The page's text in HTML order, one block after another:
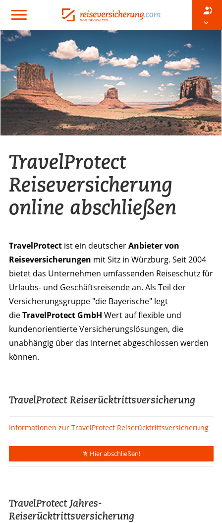
TravelProtect
Reiseversicherung
online abschließen
TravelProtectist ein deutscherAnbieter von
Reiseversicherungen mit Sitz in Würzburg. Seit 2004
bietet das Unternehmen umfassenden Reiseschutz für
Urlaubs- und Geschäftsreisende an. Als Teil der
Versicherungsgruppe "die Bayerische" legt
dieTravelProtect GmbH Wert auf flexible und
kundenorientierte Versicherungslösungen, die
unabhängig über das Internet abgeschlossen werden
können.
TravelProtect Reiserücktrittsversicherung
Informationen zur TravelProtect Reiserücktrittsversicherung
Hier abschließen!
TravelProtect Jahres-
Reiserücktrittsversicherung